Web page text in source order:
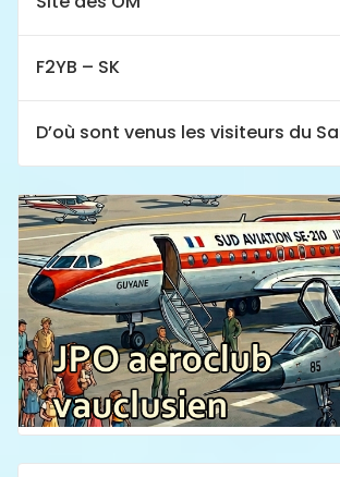
F2YB – SK
D’où sont venus les visiteurs du